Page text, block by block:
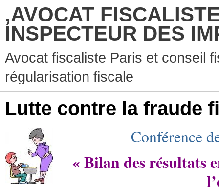
,AVOCAT
INSPECTEUR DES
Avocat fiscaliste Paris et conseil
régularisation fiscale
Lutte contre la fraude
Conférence
« Bilan des résultats